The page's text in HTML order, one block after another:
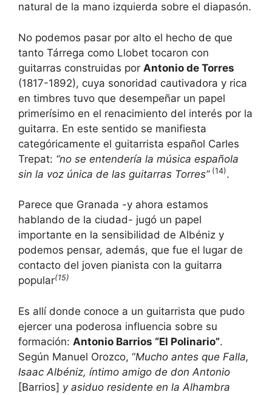
natural de la mano izquierda sobre el diapasón.
No podemos pasar por alto el hecho de que
tanto Tárrega como Llobet tocaron con
guitarras construidas por Antonio de Torres
(1817-1892), cuya sonoridad cautivadora y rica
en timbres tuvo que desempeñar un papel
primerísimo en el renacimiento del interés por la
guitarra. En este sentido se manifiesta
categóricamente el guitarrista español Carles
Trepat: “no se entendería la música española
sin la voz única de las guitarras Torres”(14).
Parece que Granada -y ahora estamos
hablando de la ciudad- jugó un papel
importante en la sensibilidad de Albéniz y
podemos pensar, además, que fue el lugar de
contacto del joven pianista con la guitarra
popular(15)
Es allí donde conoce a un guitarrista que pudo
ejercer una poderosa influencia sobre su
formación: Antonio Barrios “El Polinario”.
Según Manuel Orozco, “Mucho antes que Falla,
Isaac Albéniz, íntimo amigo de don Antonio
[Barrios] y asiduo residente en la Alhambra